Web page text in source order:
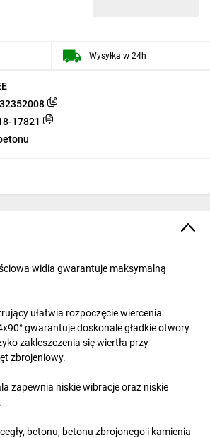
17821
Wysyłka w 24h
widia gwarantuje maksymalną
ułatwia rozpoczęcie wiercenia.
gwarantuje doskonale gładkie otwory
zakleszczenia się wiertła przy
zbrojeniowy.
zapewnia niskie wibracje oraz niskie
betonu, betonu zbrojonego i kamienia